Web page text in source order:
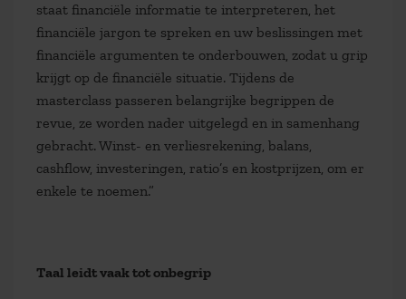
staat financiële informatie te interpreteren, het
financiële jargon te spreken en uw beslissingen met
financiële argumenten te onderbouwen, zodat u grip
krijgt op de financiële situatie. Tijdens de
masterclass passeren belangrijke begrippen de
revue, ze worden nader uitgelegd en in samenhang
gebracht. Winst- en verliesrekening, balans,
cashflow, investeringen, ratio’s en kostprijzen, om er
enkele te noemen.”
Taal leidt vaak tot onbegrip